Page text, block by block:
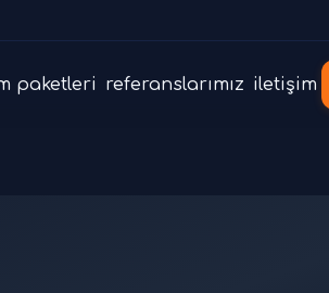
paketleri referanslarımız iletişim